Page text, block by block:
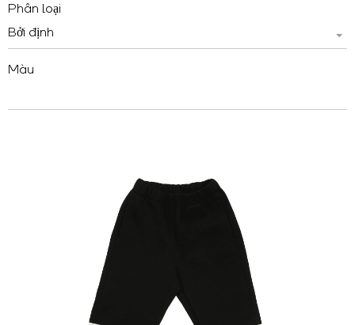
Phân loại
Bởi định
Màu